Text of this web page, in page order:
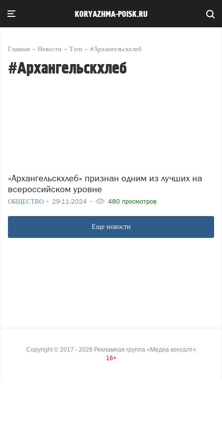
KORYAZHMA-POISK.RU
Главная Новости Тэги #Архангельскхлеб
#Архангельскхлеб
«Архангельскхлеб» признан одним из лучших на
всероссийском уровне
ОБЩЕСТВО 29-11-2024 480 просмотров
Еще новости
Copyright © 2017 - 2026 Рекламная группа «Медиа консалт»
16+